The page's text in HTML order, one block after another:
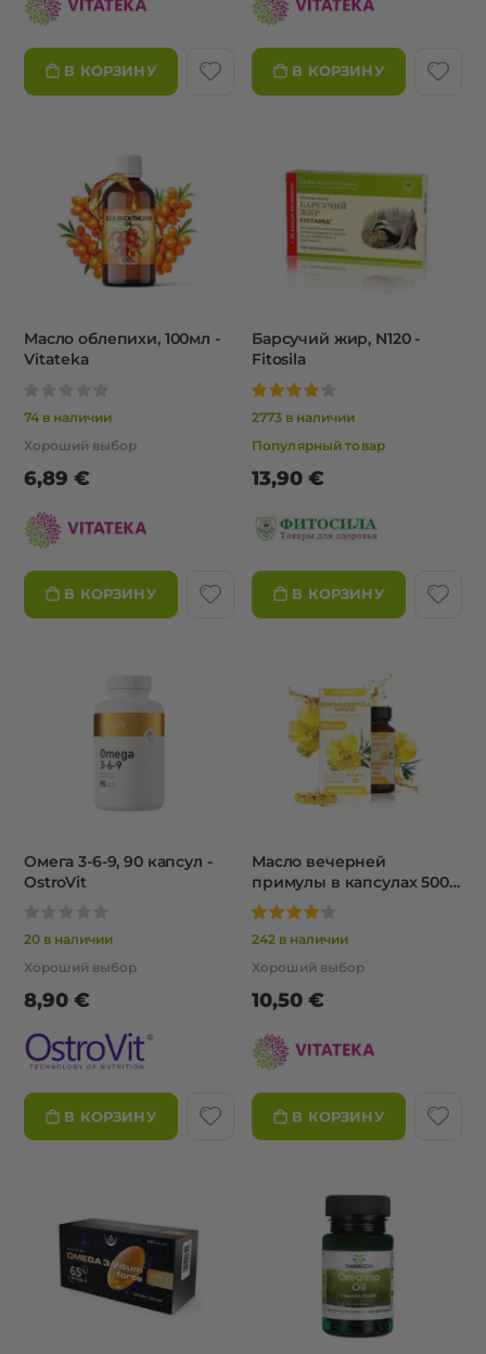
В КОРЗИНУ В КОРЗИНУ
Масло облепихи, 100мл -
Vitateka
74 в наличии
Хороший выбор
6,89 €
В КОРЗИНУ
Барсучий жир, N120 -
Fitosila
2773 в наличии
Популярный товар
13,90 €
В КОРЗИНУ
Омега 3-6-9, 90 капсул -
OstroVit
20 в наличии
Хороший выбор
8,90 €
В КОРЗИНУ
Масло вечерней
примулы в капсулах 500
мг, 90 капсул - Vitateka
242 в наличии
Хороший выбор
10,50 €
В КОРЗИНУ
80%
93%